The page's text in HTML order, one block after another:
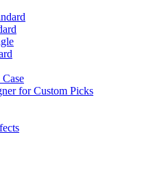
for Custom Picks